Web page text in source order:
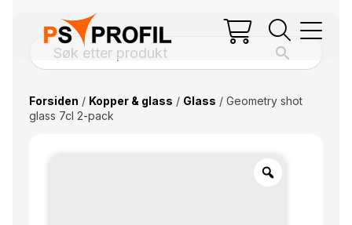
Forsiden / Kopper & glass / Glass / Geometry shot
glass 7cl 2-pack